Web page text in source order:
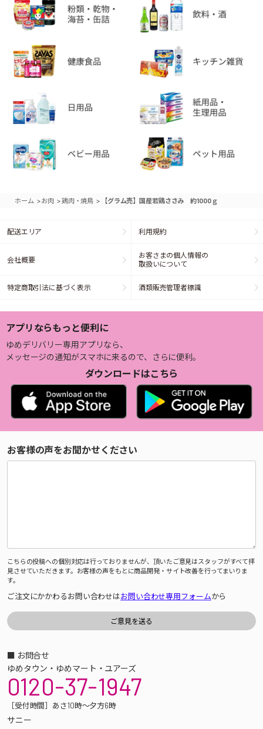
ホーム >お肉 >鶏肉・焼鳥 > 【グラム売】国産若鶏ささみ 約1000ｇ
配送エリア 利用規約
会社概要
お客さまの個人情報の
取扱いについて
特定商取引法に基づく表示 酒類販売管理者標識
アプリならもっと便利に
ゆめデリバリー専用アプリなら、
メッセージの通知がスマホに来るので、さらに便利。
ダウンロードはこちら
お客様の声をお聞かせください
こちらの投稿への個別対応は行っておりませんが、頂いたご意見はスタッフがすべて拝
見させていただきます。お客様の声をもとに商品開発・サイト改善を行ってまいりま
す。
ご注文にかかわるお問い合わせはお問い合わせ専用フォームから
■ お問合せ
ゆめタウン・ゆめマート・ユアーズ
0120-37-1947
［受付時間］あさ10時～夕方6時
サニー